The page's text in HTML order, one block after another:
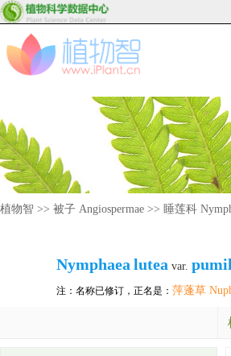
植物智 >> 被子 Angiospermae >> 睡莲科
Nymphaea lutea var.
注：名称已修订，正名是： 萍蓬草